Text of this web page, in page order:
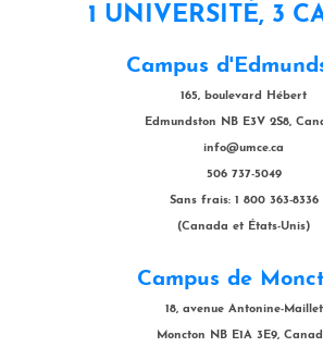
1 UNIVERSITÉ, 3
Campus
165, boulevard Hébert
Edmundston NB E3V 2S8,
info@umce.ca
506 737-5049
Sans frais: 1 800 363-8336
(Canada et États-Unis)
Campus de
18, avenue Antonine-Maillet
Moncton NB E1A 3E9,